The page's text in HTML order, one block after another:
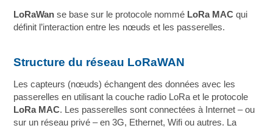
LoRaWan se base sur le protocole nommé LoRa MAC qui
définit l’interaction entre les nœuds et les passerelles.
Structure du réseau LoRaWAN
Les capteurs (nœuds) échangent des données avec les
passerelles en utilisant la couche radio LoRa et le protocole
LoRa MAC. Les passerelles sont connectées à Internet – ou
sur un réseau privé – en 3G, Ethernet, Wifi ou autres. La